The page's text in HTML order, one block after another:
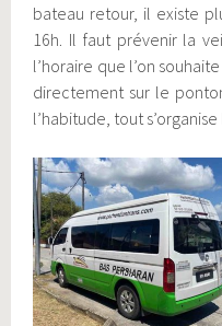
bateau retour, il existe
16h. Il faut prévenir la
l’horaire que l’on
directement sur le
l’habitude, tout